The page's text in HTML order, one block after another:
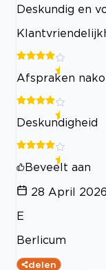
Deskundig en
Afspraken
Deskundigheid
Beveelt aan
28 April 2026
E
Berlicum
delen